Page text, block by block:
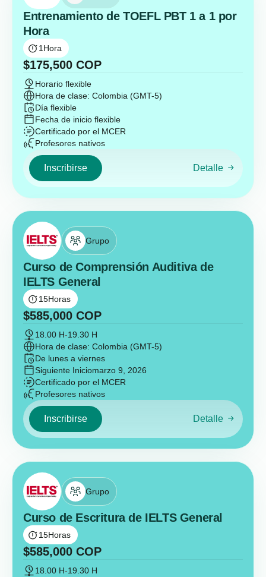
Entrenamiento de TOEFL PBT 1 a 1 por
Hora
1 Hora
$175,500 COP
Horario flexible
Hora de clase: Colombia (GMT-5)
Día flexible
Fecha de inicio flexible
Certificado por el MCER
Profesores nativos
Inscribirse Detalle
Grupo
Curso de Comprensión Auditiva de
IELTS General
15Horas
$585,000 COP
18.00 H-19.30 H
Hora de clase: Colombia (GMT-5)
De lunes a viernes
Siguiente Iniciomarzo 9, 2026
Certificado por el MCER
Profesores nativos
Inscribirse Detalle
Grupo
Curso de Escritura de IELTS General
15Horas
$585,000 COP
18.00 H-19.30 H